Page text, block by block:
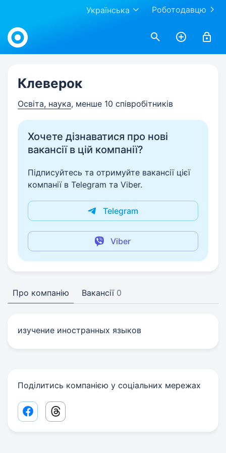
Роботодавцю
Українська
Work.ua
Клеверок
Освіта, наука, менше 10 співробітників
Хочете дізнаватися про нові
вакансії в цій компанії?
Підписуйтесь та отримуйте вакансії цієї
компанії в Telegram та Viber.
Telegram
Viber
Про компанію Вакансії 0
изучение иностранных языков
Поділитись компанією у соціальних мережах
Facebook share link
Threads share link